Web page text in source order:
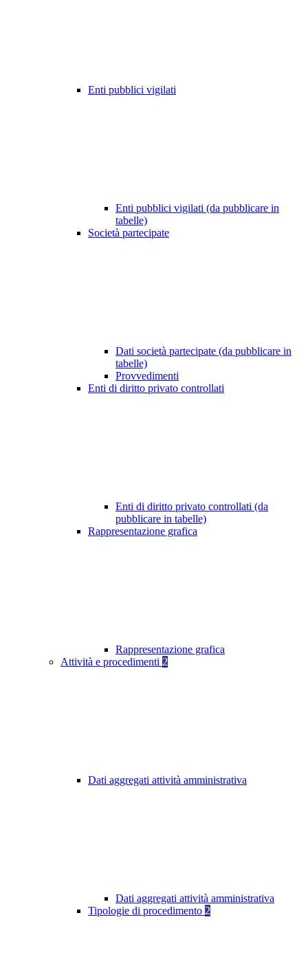
Enti pubblici vigilati
Enti pubblici vigilati (da pubblicare in
tabelle)
Società partecipate
Dati società partecipate (da pubblicare in
tabelle)
Provvedimenti
Enti di diritto privato controllati
Enti di diritto privato controllati (da
pubblicare in tabelle)
Rappresentazione grafica
Rappresentazione grafica
Attività e procedimenti 2
Dati aggregati attività amministrativa
Dati aggregati attività amministrativa
Tipologie di procedimento 2